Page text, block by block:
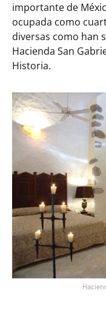
importante de
ocupada como
diversas como han
Hacienda San
Historia.